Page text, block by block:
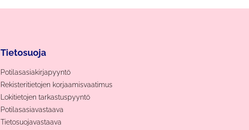
Tietosuoja
Potilasasiakirjapyyntö
Rekisteritietojen korjaamisvaatimus
Lokitietojen tarkastuspyyntö
Potilasasiavastaava
Tietosuojavastaava